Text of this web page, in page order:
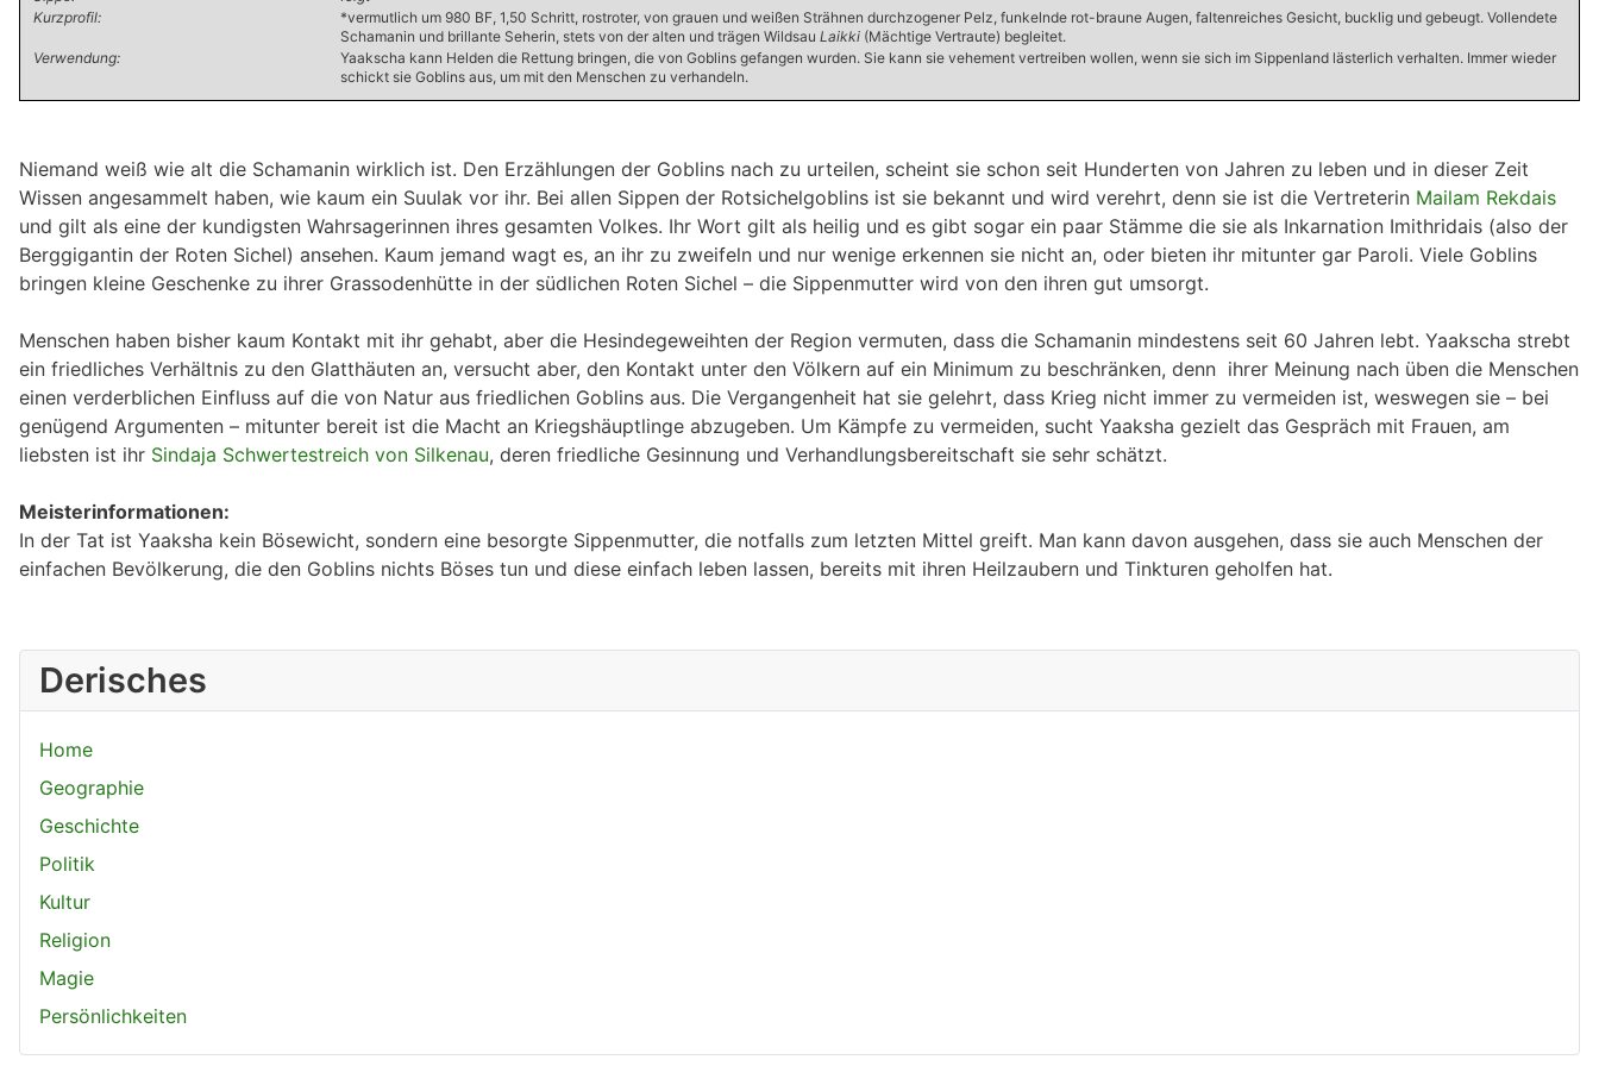
Derisches
Home
Geographie
Geschichte
Politik
Kultur
Religion
Magie
Persönlichkeiten
Kurzprofil:
*vermutlich um 980 BF, 1,50 Schritt, rostroter, von grauen und weißen Strähnen durchzogener Pelz, funkelnde rot-braune Augen, faltenreiches Gesicht, bucklig und gebeugt. Vollendete
Schamanin und brillante Seherin, stets von der alten und trägen Wildsau Laikki (Mächtige Vertraute) begleitet.
Verwendung:
Yaakscha kann Helden die Rettung bringen, die von Goblins gefangen wurden. Sie kann sie vehement vertreiben wollen, wenn sie sich im Sippenland lästerlich verhalten. Immer wieder
schickt sie Goblins aus, um mit den Menschen zu verhandeln.
Niemand weiß wie alt die Schamanin wirklich ist. Den Erzählungen der Goblins nach zu urteilen, scheint sie schon seit Hunderten von Jahren zu leben und in dieser Zeit
Wissen angesammelt haben, wie kaum ein Suulak vor ihr. Bei allen Sippen der Rotsichelgoblins ist sie bekannt und wird verehrt, denn sie ist die Vertreterin Mailam Rekdais
und gilt als eine der kundigsten Wahrsagerinnen ihres gesamten Volkes. Ihr Wort gilt als heilig und es gibt sogar ein paar Stämme die sie als Inkarnation Imithridais (also der
Berggigantin der Roten Sichel) ansehen. Kaum jemand wagt es, an ihr zu zweifeln und nur wenige erkennen sie nicht an, oder bieten ihr mitunter gar Paroli. Viele Goblins
bringen kleine Geschenke zu ihrer Grassodenhütte in der südlichen Roten Sichel – die Sippenmutter wird von den ihren gut umsorgt.
Menschen haben bisher kaum Kontakt mit ihr gehabt, aber die Hesindegeweihten der Region vermuten, dass die Schamanin mindestens seit 60 Jahren lebt. Yaakscha strebt
ein friedliches Verhältnis zu den Glatthäuten an, versucht aber, den Kontakt unter den Völkern auf ein Minimum zu beschränken, denn ihrer Meinung nach üben die Menschen
einen verderblichen Einfluss auf die von Natur aus friedlichen Goblins aus. Die Vergangenheit hat sie gelehrt, dass Krieg nicht immer zu vermeiden ist, weswegen sie – bei
genügend Argumenten – mitunter bereit ist die Macht an Kriegshäuptlinge abzugeben. Um Kämpfe zu vermeiden, sucht Yaaksha gezielt das Gespräch mit Frauen, am
liebsten ist ihr Sindaja Schwertestreich von Silkenau, deren friedliche Gesinnung und Verhandlungsbereitschaft sie sehr schätzt.
Meisterinformationen:
In der Tat ist Yaaksha kein Bösewicht, sondern eine besorgte Sippenmutter, die notfalls zum letzten Mittel greift. Man kann davon ausgehen, dass sie auch Menschen der
einfachen Bevölkerung, die den Goblins nichts Böses tun und diese einfach leben lassen, bereits mit ihren Heilzaubern und Tinkturen geholfen hat.